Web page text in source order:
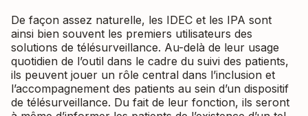
De façon assez naturelle, les IDEC et les IPA sont
ainsi bien souvent les premiers utilisateurs des
solutions de télésurveillance. Au-delà de leur usage
quotidien de l’outil dans le cadre du suivi des patients,
ils peuvent jouer un rôle central dans l’inclusion et
l’accompagnement des patients au sein d’un dispositif
de télésurveillance. Du fait de leur fonction, ils seront